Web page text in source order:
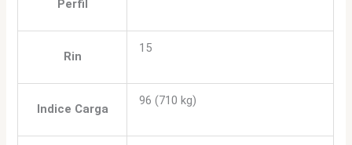
Perfil
Rin
15
Indice Carga
96 (710 kg)